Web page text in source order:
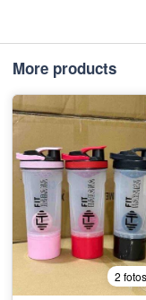
More products
2 fotos